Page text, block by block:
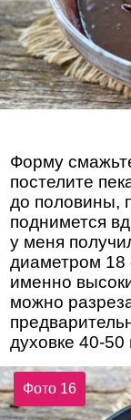
Форму
постелите
до половины,
поднимется
у меня
диаметром 18
именно
можно
духовке 40-
Фото 16